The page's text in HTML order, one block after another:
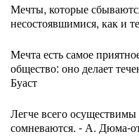
Мечты, которые
несостоявшимися, как и
Мечта есть самое
общество: оно делает
Буаст
Легче всего
сомневаются. - А. Дюма-